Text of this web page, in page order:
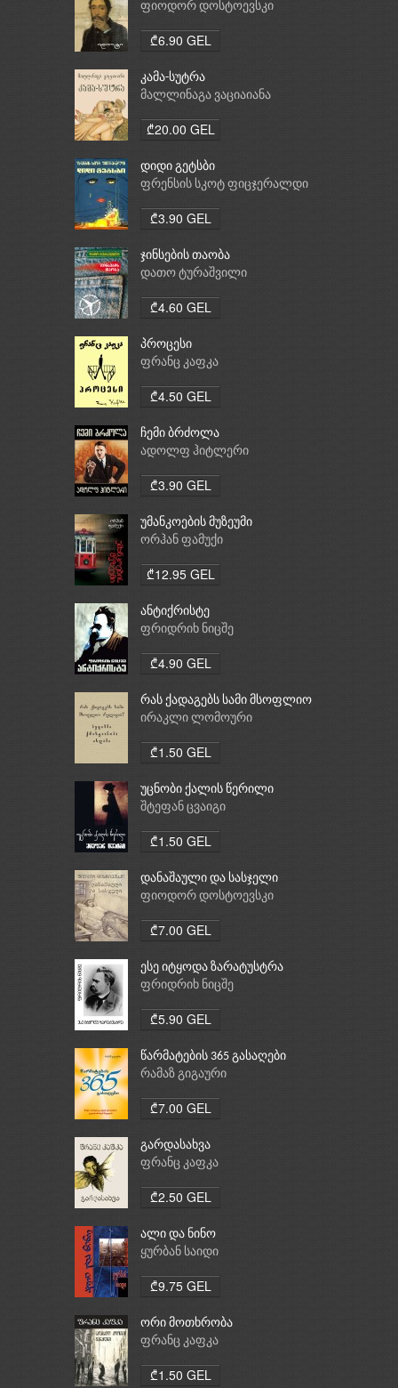
ფიოდორ დოსტოევსკი
₾6.90 GEL
კამა-სუტრა
მალლინაგა ვაციაიანა
₾20.00 GEL
დიდი გეტსბი
ფრენსის სკოტ ფიცჯერალდი
₾3.90 GEL
ჯინსების თაობა
დათო ტურაშვილი
₾4.60 GEL
პროცესი
ფრანც კაფკა
₾4.50 GEL
ჩემი ბრძოლა
ადოლფ ჰიტლერი
₾3.90 GEL
უმანკოების მუზეუმი
ორჰან ფამუქი
₾12.95 GEL
ანტიქრისტე
ფრიდრიხ ნიცშე
₾4.90 GEL
რას ქადაგებს სამი მსოფლიო
რელიგია: ბუდიზმი,
ირაკლი ლომოური
₾1.50 GEL
უცნობი ქალის წერილი
შტეფან ცვაიგი
₾1.50 GEL
დანაშაული და სასჯელი
ფიოდორ დოსტოევსკი
₾7.00 GEL
ესე იტყოდა ზარატუსტრა
ფრიდრიხ ნიცშე
₾5.90 GEL
წარმატების 365 გასაღები
რამაზ გიგაური
₾7.00 GEL
გარდასახვა
ფრანც კაფკა
₾2.50 GEL
ალი და ნინო
ყურბან საიდი
₾9.75 GEL
ორი მოთხრობა
ფრანც კაფკა
₾1.50 GEL